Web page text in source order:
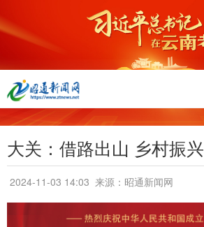
大关：借路出山 乡村振兴
2024-11-03 14:03 来源：昭通新闻网